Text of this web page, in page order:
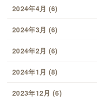
2024年4月 (6)
2024年3月 (6)
2024年2月 (6)
2024年1月 (8)
2023年12月 (6)